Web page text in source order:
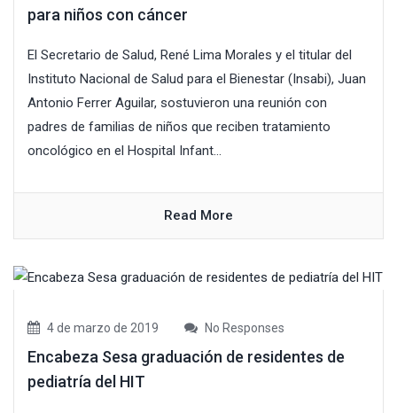
para niños con cáncer
El Secretario de Salud, René Lima Morales y el titular del
Instituto Nacional de Salud para el Bienestar (Insabi), Juan
Antonio Ferrer Aguilar, sostuvieron una reunión con
padres de familias de niños que reciben tratamiento
oncológico en el Hospital Infant...
Read More
4 de marzo de 2019 No Responses
Encabeza Sesa graduación de residentes de
pediatría del HIT